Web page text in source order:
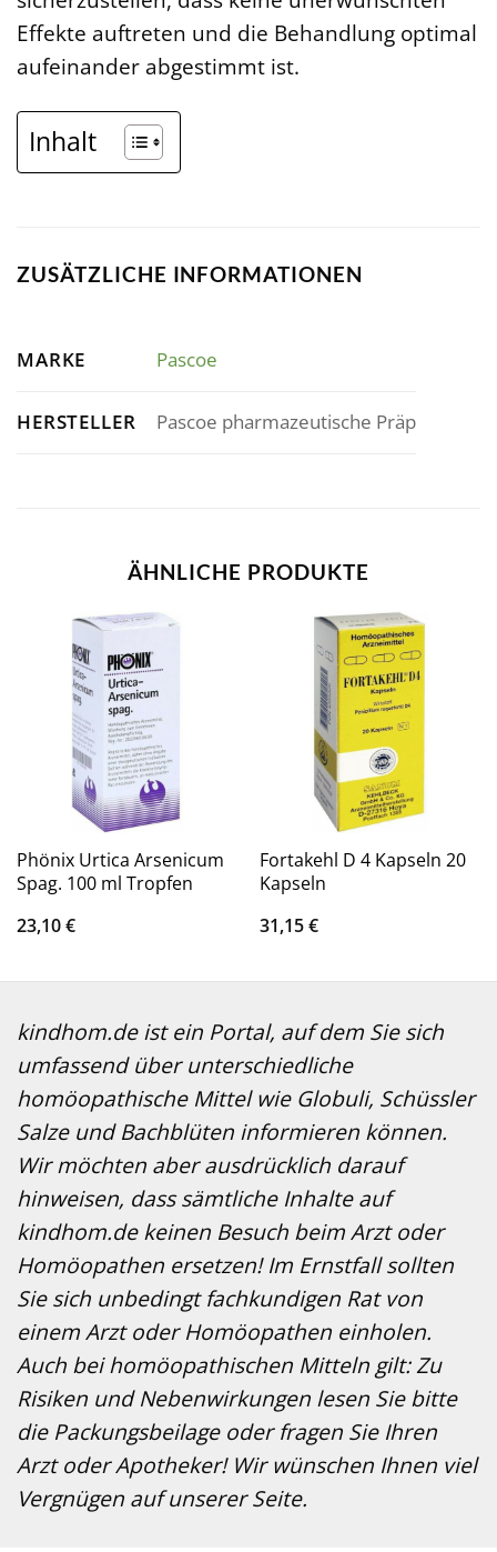
Effekte auftreten und die Behandlung optimal
aufeinander abgestimmt ist.
Inhalt
ZUSÄTZLICHE INFORMATIONEN
MARKE Pascoe
HERSTELLER Pascoe pharmazeutische Präp
ÄHNLICHE PRODUKTE
Phönix Urtica Arsenicum
Spag. 100 ml Tropfen
23,10€
Fortakehl D 4 Kapseln 20
Kapseln
31,15€
kindhom.de ist ein Portal, auf dem Sie sich
umfassend über unterschiedliche
homöopathische Mittel wie Globuli, Schüssler
Salze und Bachblüten informieren können.
Wir möchten aber ausdrücklich darauf
hinweisen, dass sämtliche Inhalte auf
kindhom.de keinen Besuch beim Arzt oder
Homöopathen ersetzen! Im Ernstfall sollten
Sie sich unbedingt fachkundigen Rat von
einem Arzt oder Homöopathen einholen.
Auch bei homöopathischen Mitteln gilt: Zu
Risiken und Nebenwirkungen lesen Sie bitte
die Packungsbeilage oder fragen Sie Ihren
Arzt oder Apotheker! Wir wünschen Ihnen viel
Vergnügen auf unserer Seite.